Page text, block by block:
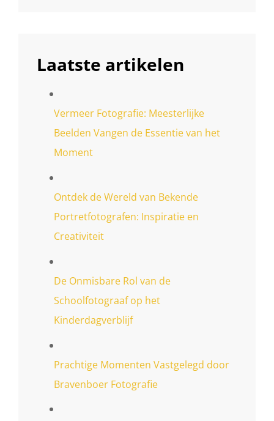
Laatste artikelen
Vermeer Fotografie: Meesterlijke
Beelden Vangen de Essentie van het
Moment
Ontdek de Wereld van Bekende
Portretfotografen: Inspiratie en
Creativiteit
De Onmisbare Rol van de
Schoolfotograaf op het
Kinderdagverblijf
Prachtige Momenten Vastgelegd door
Bravenboer Fotografie